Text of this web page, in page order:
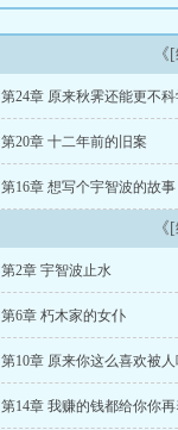
第24章 原来秋霁还能更不
第20章 十二年前的旧案
第16章 想写个宇智波的故事
第2章 宇智波止水
第6章 朽木家的女仆
第10章 原来你这么喜欢被
第14章 我赚的钱都给你你